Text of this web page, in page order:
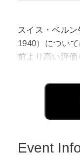
スイス・ベル
1940）につい
前より高い評
ています。
展が数多く開
美術動向や同
Event